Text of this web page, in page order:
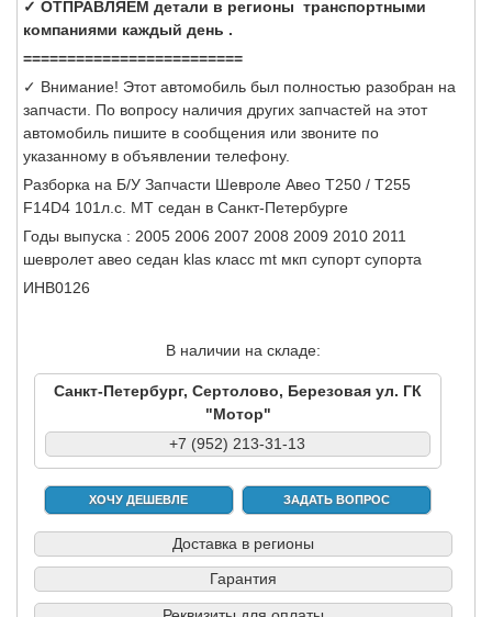
✓ ОТПРАВЛЯЕМ детали в регионы транспортными
компаниями каждый день .
=========================
✓ Внимание! Этот автомобиль был полностью разобран на
запчасти. По вопросу наличия других запчастей на этот
автомобиль пишите в сообщения или звоните по
указанному в объявлении телефону.
Разборка на Б/У Запчасти Шевроле Авео Т250 / Т255
F14D4 101л.с. МТ седан в Санкт-Петербурге
Годы выпуска : 2005 2006 2007 2008 2009 2010 2011
шевролет авео седан klas класс mt мкп супорт супорта
ИНВ0126
В наличии на складе:
Санкт-Петербург, Сертолово, Березовая ул. ГК
"Мотор"
+7 (952) 213-31-13
ХОЧУ ДЕШЕВЛЕ ЗАДАТЬ ВОПРОС
Доставка в регионы
Гарантия